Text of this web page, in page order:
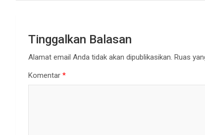
Tinggalkan Balasan
Alamat email Anda tidak akan dipublikasikan. Ruas
Komentar *